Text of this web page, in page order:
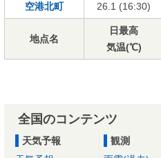
空港北町 26.1 (16:30)
地点名
日最高
気温(℃)
全国のコンテンツ
天気予報
観測